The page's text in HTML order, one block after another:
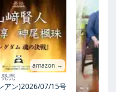
amazon →
売
アン)2026/07/15号